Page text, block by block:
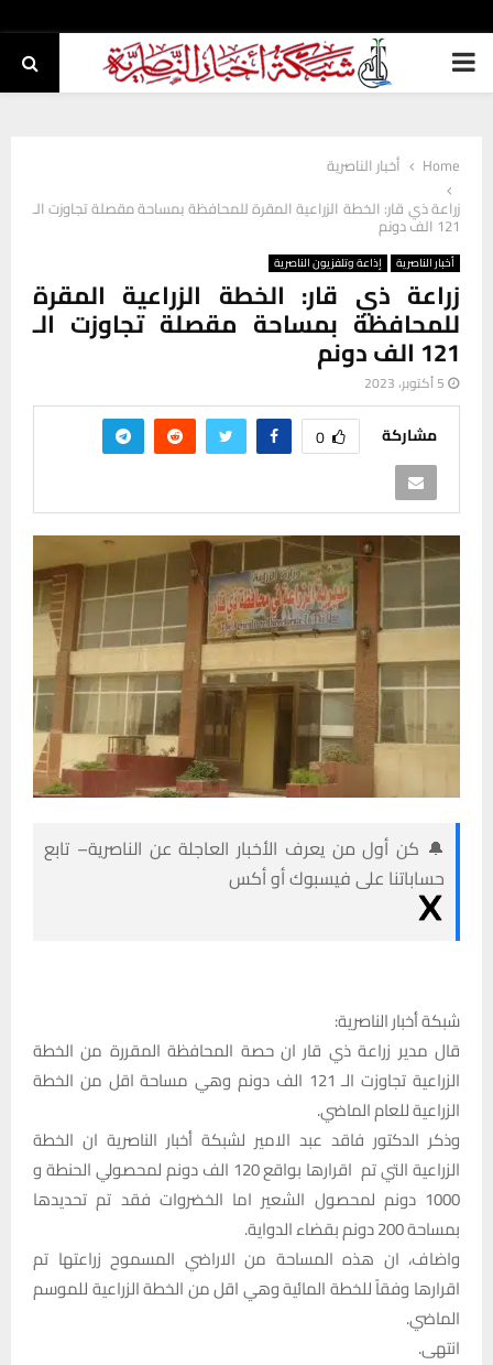
PRIMARY
Home
أخبار الناصرية
زراعة ذي قار: الخطة الزراعية المقرة للمحافظة بمساحة مقصلة تجاوزت الـ
121 الف دونم
أخبار الناصرية إذاعة وتلفزيون الناصرية
زراعة ذي قار: الخطة الزراعية المقرة
للمحافظة بمساحة مقصلة تجاوزت الـ
121 الف دونم
5 أكتوبر، 2023
مشاركة 0
🔔 كن أول من يعرف الأخبار العاجلة عن الناصرية– تابع
حساباتنا على فيسبوك أو أكس
شبكة أخبار الناصرية:
قال مدير زراعة ذي قار ان حصة المحافظة المقررة من الخطة
الزراعية تجاوزت الـ 121 الف دونم وهي مساحة اقل من الخطة
الزراعية للعام الماضي.
وذكر الدكتور فاقد عبد الامير لشبكة أخبار الناصرية ان الخطة
الزراعية التي تم اقرارها بواقع 120 الف دونم لمحصولي الحنطة و
1000 دونم لمحصول الشعير اما الخضروات فقد تم تحديدها
بمساحة 200 دونم بقضاء الدواية.
واضاف، ان هذه المساحة من الاراضي المسموح زراعتها تم
اقرارها وفقاً للخطة المائية وهي اقل من الخطة الزراعية للموسم
الماضي.
انتهى.